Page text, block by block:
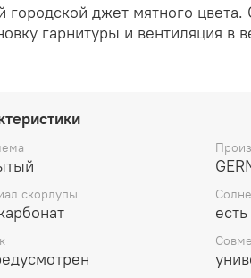
городской джет мятного
гарнитуры и вентиляция в
скорлупы
есть